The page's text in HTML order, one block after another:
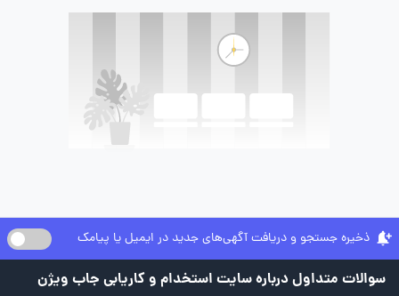
ذخیره جستجو و دریافت آگهی‌های جدید در ایمیل یا پیامک
سوالات متداول درباره سایت استخدام و کاریابی جاب ویژن